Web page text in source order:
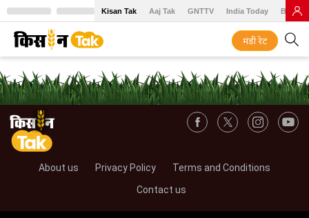
Kisan Tak Aaj Tak GNTTV India Today BT
मंडी रेट
About us Privacy Policy
Terms and Conditions
Contact us